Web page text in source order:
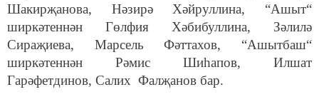
Шакирҗанова, Нәзирә Хәйруллина, “Ашыт“
ширкәтеннән Гөлфия Хәбибуллина, Зәлилә
Сираҗиева, Марсель Фәттахов, “Ашытбаш“
ширкәтеннән Рәмис Шиһапов, Илшат
Гарәфетдинов, Салих Фалҗанов бар.